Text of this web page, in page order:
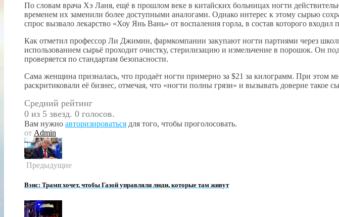
По словам врача Хэ Ланя, ещё в прошлом веке в китайских больницах ногти
временем их заменили более доступными аналогами. Однако интерес к этому сырью
спрос вызвало лекарство «Хоу Янь Вань» от воспаления горла, в состав которого входил
Как отметил профессор Ли Джимин, фармкомпании закупают ногти партиями через
использованием сырьё проходит очистку, стерилизацию и измельчение в порошок. Он
проверяется по стандартам безопасности.
Сама женщина призналась, что продаёт ногти примерно за $21 за килограмм. При этом
раскритиковали её бизнес, отмечая, что «ногти полны грязи» и вызывать доверие такое
Средний рейтинг
0 из 5 звезд. 0 голосов.
Вам нужно авторизироваться для того, чтобы проголосовать.
от Admin
Предыдущие
Вэнс: Трамп хочет, чтобы Газой управляли люди, которые там живут